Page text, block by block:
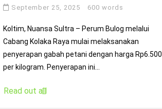
September 25, 2025 600 words
Koltim, Nuansa Sultra – Perum Bulog melalui
Cabang Kolaka Raya mulai melaksanakan
penyerapan gabah petani dengan harga Rp6.500
per kilogram. Penyerapan ini...
Read out all